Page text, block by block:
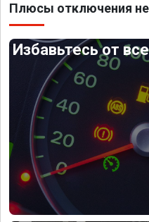
Плюсы отключения
Избавьтесь от